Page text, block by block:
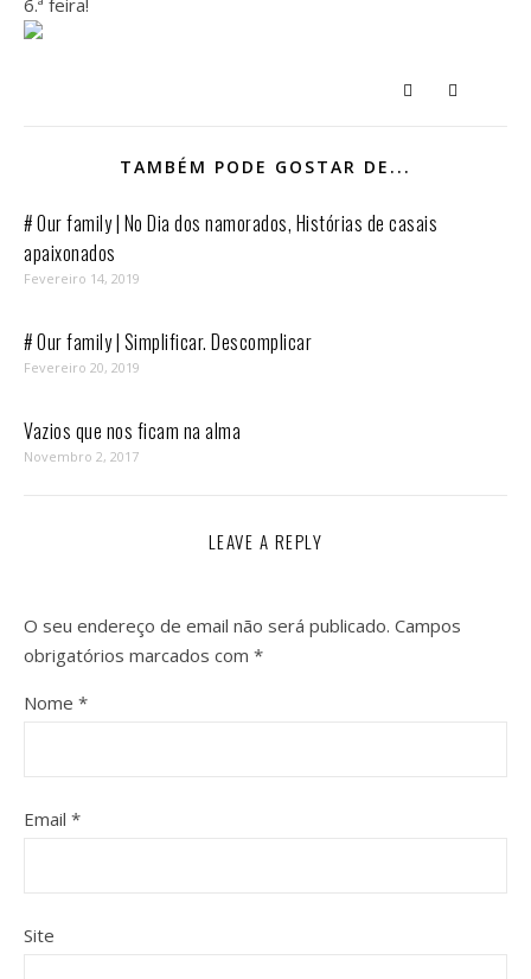
6.ª feira!
TAMBÉM PODE GOSTAR DE...
# Our family | No Dia dos namorados, Histórias de casais
apaixonados
Fevereiro 14, 2019
# Our family | Simplificar. Descomplicar
Fevereiro 20, 2019
Vazios que nos ficam na alma
Novembro 2, 2017
LEAVE A REPLY
O seu endereço de email não será publicado. Campos
obrigatórios marcados com *
Nome *
Email *
Site